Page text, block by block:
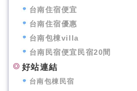
台南住宿便宜
台南住宿優惠
台南包棟villa
台南民宿便宜民宿20間
好站連結
台南包棟民宿